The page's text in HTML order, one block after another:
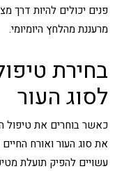
פנים יכולים להיות דרך
מרעננת מהלחץ היומיומי.
בחירת
לסוג העור
כאשר בוחרים את טיפול
את סוג העור ואורח
עשויים להפיק תועלת